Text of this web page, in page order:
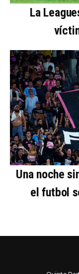
La
Una noche
el futbol